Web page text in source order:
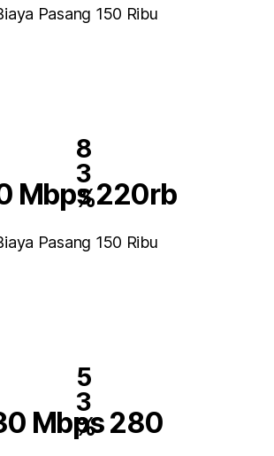
Pasang 150 Ribu
8
3
%
Mbps 220rb
Pasang 150 Ribu
5
3
%
Mbps 280